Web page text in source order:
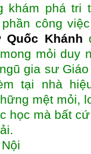
khám phá tri
công việc
Khánh
mỏi duy
gia sư
tại nhà
mệt mỏi,
học mà bất